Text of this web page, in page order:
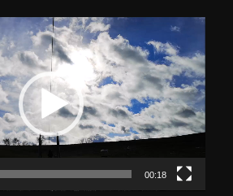
00:18